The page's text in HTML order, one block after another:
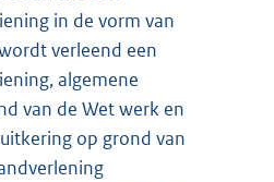
in de vorm van
verleend een
algemene
van de Wet werk en
op grond van